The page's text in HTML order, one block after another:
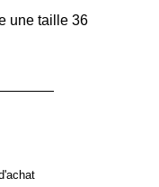
une taille 36